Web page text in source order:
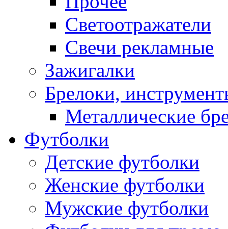
Светоотражатели
Свечи рекламные
Зажигалки
Брелоки,
Металлические
Футболки
Детские футболки
Женские футболки
Мужские футболки